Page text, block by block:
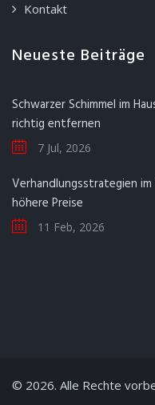
Kontakt
Neueste Beiträge
Schwarzer Schimmel im
richtig entfernen
7 Jul, 2026
Verhandlungsstrategien im
höhere Preise
11 Feb, 2026
© 2026. Alle Rechte